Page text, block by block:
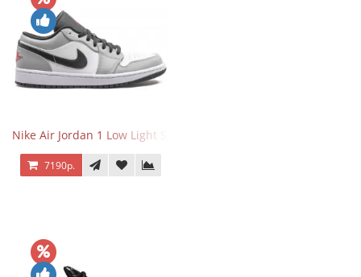
Nike Air Jordan 1 Low Light Smoke Grey
7190р.